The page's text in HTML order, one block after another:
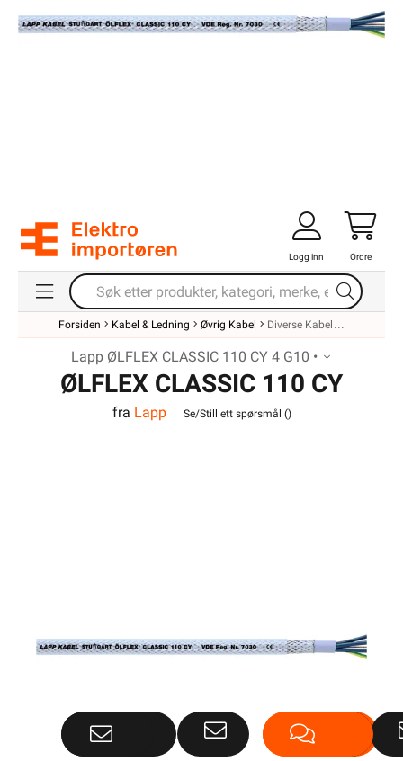
Logg inn Ordre
Forsiden Kabel & Ledning Øvrig Kabel Diverse Kabel
Lapp ØLFLEX CLASSIC 110 CY 4 G10 •
ØLFLEX CLASSIC 110 CY
4G10
fra Lapp Se/Still ett spørsmål ()